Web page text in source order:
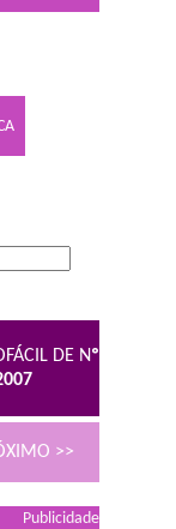
DE Nº
>>
Publicidade